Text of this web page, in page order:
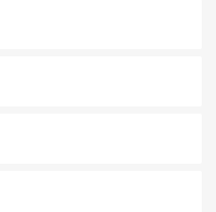
の風情を楽しめる外せないスポット